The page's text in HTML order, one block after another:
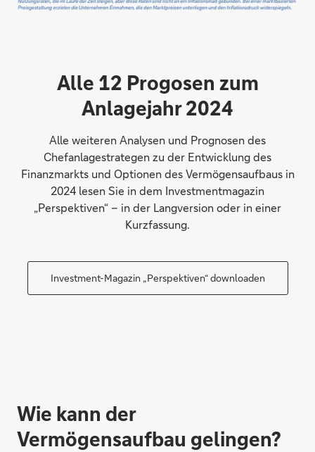
Alle 12 Progosen zum
Anlagejahr 2024
Alle weiteren Analysen und Prognosen des
Chefanlagestrategen zu der Entwicklung des
Finanzmarkts und Optionen des Vermögensaufbaus in
2024 lesen Sie in dem Investmentmagazin
„Perspektiven“ – in der Langversion oder in einer
Kurzfassung.
Investment-Magazin „Perspektiven“ downloaden
Wie kann der
Vermögensaufbau gelingen?